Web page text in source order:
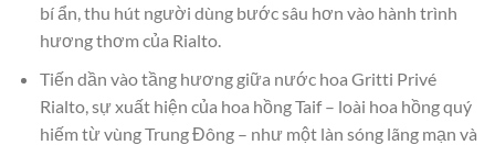
bí ẩn, thu hút người dùng bước sâu hơn vào hành trình
hương thơm của Rialto.
Tiến dần vào tầng hương giữa nước hoa Gritti Privé
Rialto, sự xuất hiện của hoa hồng Taif – loài hoa hồng quý
hiếm từ vùng Trung Đông – như một làn sóng lãng mạn và